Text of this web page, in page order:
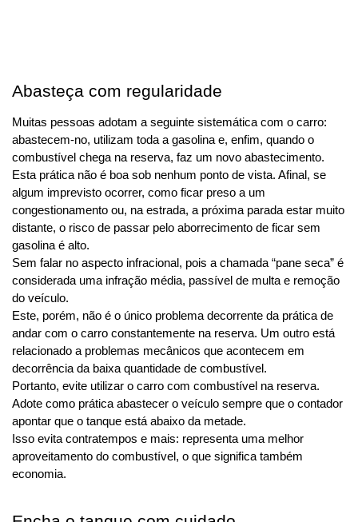
Abasteça com regularidade
Muitas pessoas adotam a seguinte sistemática com o carro:
abastecem-no, utilizam toda a gasolina e, enfim, quando o
combustível chega na reserva, faz um novo abastecimento.
Esta prática não é boa sob nenhum ponto de vista. Afinal, se
algum imprevisto ocorrer, como ficar preso a um
congestionamento ou, na estrada, a próxima parada estar muito
distante, o risco de passar pelo aborrecimento de ficar sem
gasolina é alto.
Sem falar no aspecto infracional, pois a chamada “pane seca” é
considerada uma infração média, passível de multa e remoção
do veículo.
Este, porém, não é o único problema decorrente da prática de
andar com o carro constantemente na reserva. Um outro está
relacionado a problemas mecânicos que acontecem em
decorrência da baixa quantidade de combustível.
Portanto, evite utilizar o carro com combustível na reserva.
Adote como prática abastecer o veículo sempre que o contador
apontar que o tanque está abaixo da metade.
Isso evita contratempos e mais: representa uma melhor
aproveitamento do combustível, o que significa também
economia.